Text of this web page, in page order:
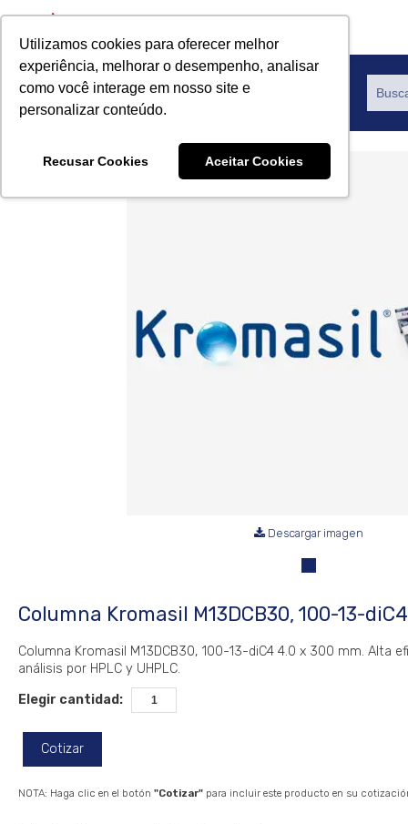
Utilizamos cookies para oferecer melhor
experiência, melhorar o desempenho, analisar
como você interage em nosso site e
personalizar conteúdo.
Recusar Cookies Aceitar Cookies
Productos
Descargar imagen
Columna Kromasil M13DCB30, 100-13-
Columna Kromasil M13DCB30, 100-13-diC4 4.0 x 300 mm. Alta
análisis por HPLC y UHPLC.
Elegir cantidad:
Cotizar
NOTA: Haga clic en el botón "Cotizar" para incluir este producto en su